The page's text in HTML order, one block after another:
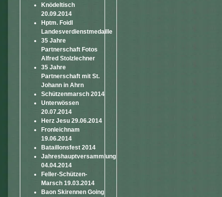
Knödeltisch
20.09.2014
Hptm. Foidl
Landesverdienstmedaille
35 Jahre
Partnerschaft Fotos
Alfred Stolzlechner
35 Jahre
Partnerschaft mit St.
Johann in Ahrn
Schützenmarsch 2014
Unterwössen
20.07.2014
Herz Jesu 29.06.2014
Fronleichnam
19.06.2014
Bataillonsfest 2014
Jahreshauptversammlung
04.04.2014
Feller-Schützen-
Marsch 19.03.2014
Baon Skirennen Going